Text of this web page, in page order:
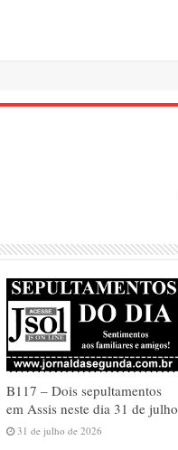
B117 – Dois sepultamentos
em Assis neste dia 31 de julho
31 de julho de 2026